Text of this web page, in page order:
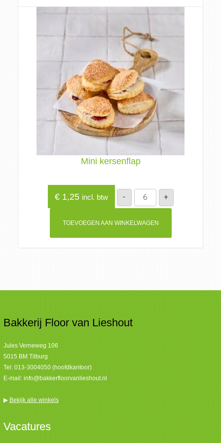
Mini kersenflap
€1,25 incl. btw -
Mini
kersenflap
aantal
+
TOEVOEGEN AAN WINKELWAGEN
Bakkerij Floor van Lieshout
Jules Verneweg 106
5015 BM Tilburg
Tel: 013-3004050 (hoofdkantoor)
E-mail: info@bakkerfloorvanlieshout.nl
▶ Bekijk alle winkels
Vacatures